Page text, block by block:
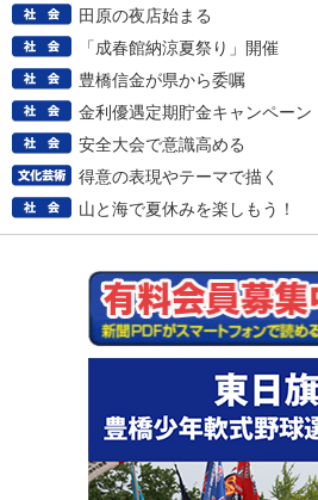
田原の夜店始まる
「成春館納涼夏祭り」開催
豊橋信金が県から委嘱
金利優遇定期貯金キャンペーン
安全大会で意識高める
得意の表現やテーマで描く
山と海で夏休みを楽しもう！